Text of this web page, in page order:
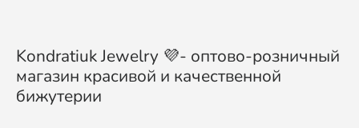
Kondratiuk Jewelry 💜- оптово-розничный
магазин красивой и качественной
бижутерии